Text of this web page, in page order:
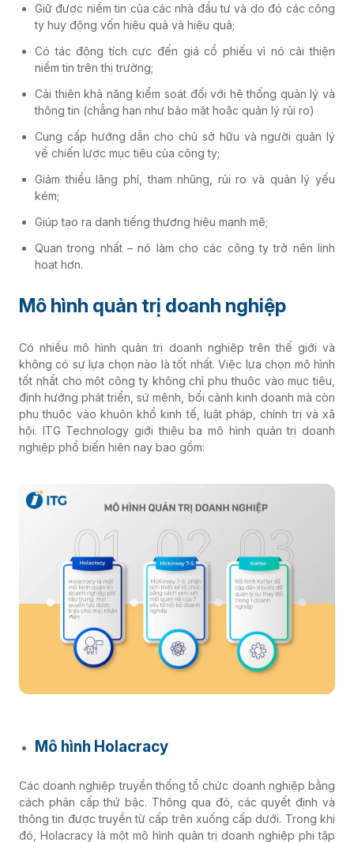
Giữ được niềm tin của các nhà đầu tư và do đó các công
ty huy động vốn hiệu quả và hiệu quả;
Có tác động tích cực đến giá cổ phiếu vì nó cải thiện
niềm tin trên thị trường;
Cải thiện khả năng kiểm soát đối với hệ thống quản lý và
thông tin (chẳng hạn như bảo mật hoặc quản lý rủi ro)
Cung cấp hướng dẫn cho chủ sở hữu và người quản lý
về chiến lược mục tiêu của công ty;
Giảm thiểu lãng phí, tham nhũng, rủi ro và quản lý yếu
kém;
Giúp tạo ra danh tiếng thương hiệu mạnh mẽ;
Quan trọng nhất – nó làm cho các công ty trở nên linh
hoạt hơn.
Mô hình quản trị doanh nghiệp
Có nhiều mô hình quản trị doanh nghiệp trên thế giới và
không có sự lựa chọn nào là tốt nhất. Việc lựa chọn mô hình
tốt nhất cho một công ty không chỉ phụ thuộc vào mục tiêu,
định hướng phát triển, sứ mệnh, bối cảnh kinh doanh mà còn
phụ thuộc vào khuôn khổ kinh tế, luật pháp, chính trị và xã
hội. ITG Technology giới thiệu ba mô hình quản trị doanh
nghiệp phổ biến hiện nay bao gồm:
Mô hình Holacracy
Các doanh nghiệp truyền thống tổ chức doanh nghiệp bằng
cách phân cấp thứ bậc. Thông qua đó, các quyết định và
thông tin được truyền từ cấp trên xuống cấp dưới. Trong khi
đó, Holacracy là một mô hình quản trị doanh nghiệp phi tập